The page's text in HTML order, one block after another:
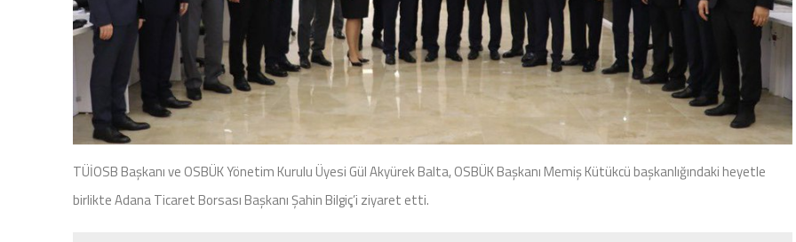
TÜİOSB Başkanı ve OSBÜK Yönetim Kurulu Üyesi Gül Akyürek Balta, OSBÜK Başkanı Memiş Kütükcü başkanlığındaki heyetle
birlikte Adana Ticaret Borsası Başkanı Şahin Bilgiç’i ziyaret etti.